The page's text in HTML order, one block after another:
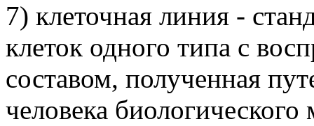
7) клеточная линия -
клеток одного типа с
составом, полученная
человека биологического